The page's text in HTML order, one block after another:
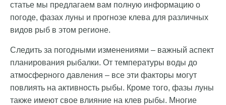
статье мы предлагаем вам полную информацию о
погоде, фазах луны и прогнозе клева для различных
видов рыб в этом регионе.
Следить за погодными изменениями – важный аспект
планирования рыбалки. От температуры воды до
атмосферного давления – все эти факторы могут
повлиять на активность рыбы. Кроме того, фазы луны
также имеют свое влияние на клев рыбы. Многие